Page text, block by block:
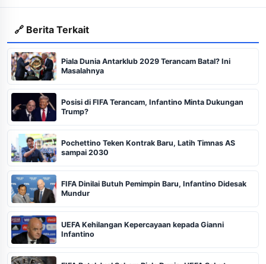
🔗 Berita Terkait
Piala Dunia Antarklub 2029 Terancam Batal? Ini
Masalahnya
Posisi di FIFA Terancam, Infantino Minta Dukungan
Trump?
Pochettino Teken Kontrak Baru, Latih Timnas AS
sampai 2030
FIFA Dinilai Butuh Pemimpin Baru, Infantino Didesak
Mundur
UEFA Kehilangan Kepercayaan kepada Gianni
Infantino